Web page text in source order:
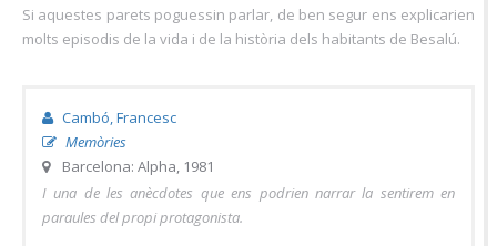
Si aquestes parets poguessin parlar, de ben segur ens explicarien
molts episodis de la vida i de la història dels habitants de Besalú.
Cambó, Francesc
Memòries
Barcelona: Alpha, 1981
I una de les anècdotes que ens podrien narrar la sentirem en
paraules del propi protagonista.